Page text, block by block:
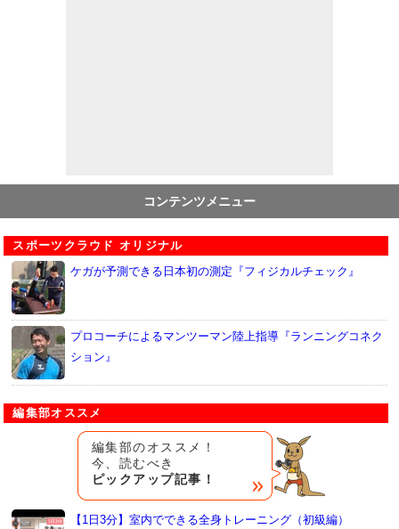
コンテンツメニュー
スポーツクラウド オリジナル
ケガが予測できる日本初の測定『フィジカルチェック』
プロコーチによるマンツーマン陸上指導『ランニングコネク
ション』
編集部オススメ
編集部のオススメ！
今、読むべき
ピックアップ記事！
【1日3分】室内でできる全身トレーニング（初級編）